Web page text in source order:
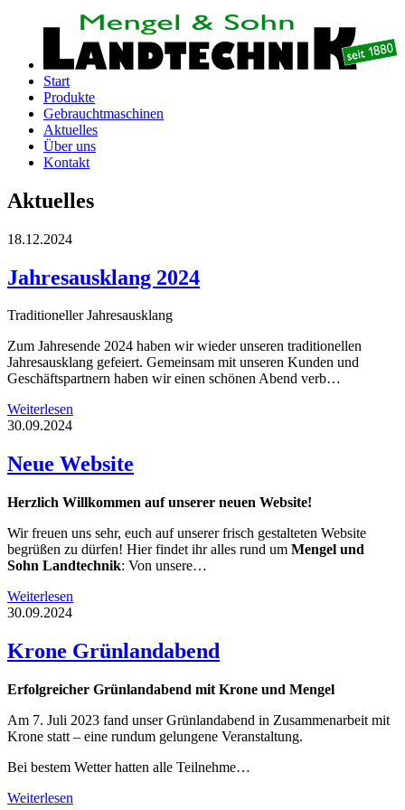
Start
Produkte
Gebrauchtmaschinen
Aktuelles
Über uns
Kontakt
Aktuelles
18.12.2024
Jahresausklang 2024
Traditioneller Jahresausklang
Zum Jahresende 2024 haben wir wieder unseren traditionellen
Jahresausklang gefeiert. Gemeinsam mit unseren Kunden und
Geschäftspartnern haben wir einen schönen Abend verb…
Weiterlesen
30.09.2024
Neue Website
Herzlich Willkommen auf unserer neuen Website!
Wir freuen uns sehr, euch auf unserer frisch gestalteten Website
begrüßen zu dürfen! Hier findet ihr alles rund um Mengel und
Sohn Landtechnik: Von unsere…
Weiterlesen
30.09.2024
Krone Grünlandabend
Erfolgreicher Grünlandabend mit Krone und Mengel
Am 7. Juli 2023 fand unser Grünlandabend in Zusammenarbeit mit
Krone statt – eine rundum gelungene Veranstaltung.
Bei bestem Wetter hatten alle Teilnehme…
Weiterlesen